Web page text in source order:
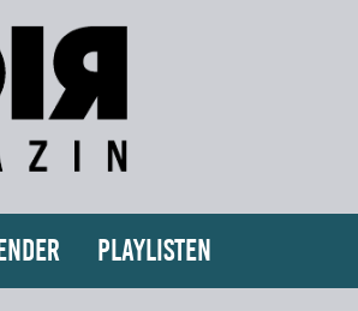
Playlisten